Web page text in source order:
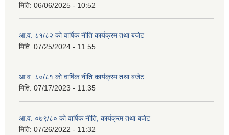
मिति: 06/06/2025 - 10:52
आ.व. ८१/८२ को वार्षिक नीति कार्यक्रम तथा बजेट
मिति: 07/25/2024 - 11:55
आ.व. ८०/८१ को वार्षिक नीति कार्यक्रम तथा बजेट
मिति: 07/17/2023 - 11:35
आ.व. ०७९/८० को वार्षिक नीति, कार्यक्रम तथा बजेट
मिति: 07/26/2022 - 11:32